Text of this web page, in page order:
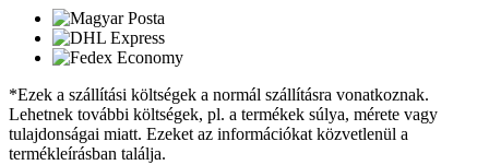
*Ezek a szállítási költségek a normál szállításra vonatkoznak.
Lehetnek további költségek, pl. a termékek súlya, mérete vagy
tulajdonságai miatt. Ezeket az információkat közvetlenül a
termékleírásban találja.